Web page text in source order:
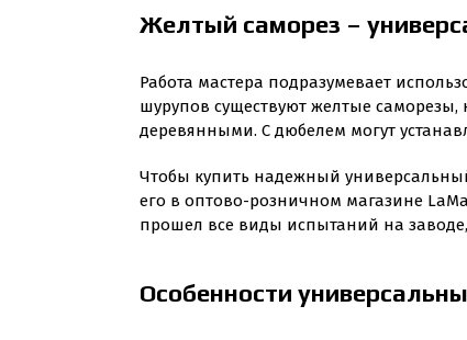
Желтый саморез –
Работа мастера подразумевает
шурупов существуют желтые
деревянными. С дюбелем могут
Чтобы купить надежный
его в оптово-розничном магазине
прошел все виды испытаний на
Особенности